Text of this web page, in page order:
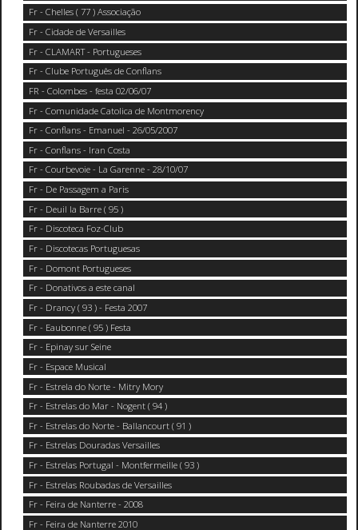
Fr - Chelles ( 77 ) Associação
Fr - Cidade de Versailles
Fr - CLAMART - Portugueses
Fr - Clube Português de Conflans
FR - Colombes - festa 02/06/07
Fr - Comunidade Catolica de Montmorency
Fr - Conflans - Emanuel - 26/05/2007
Fr - Conflans - Iran Costa
Fr - Courbevoie - La Garenne - 28/10/07
Fr - De Passagem a Paris
Fr - Deuil la Barre ( 95 )
Fr - Discoteca Foz-Club
Fr - Discotecas Portuguesas
Fr - Domont Portugueses
Fr - Donativos a este canal
Fr - Drancy ( 93 ) - Festa 2007
Fr - Eaubonne ( 95 ) Festa
Fr - Epinay sur Seine
Fr - Espace Musical
Fr - Estrela do Norte - Mitry Mory
Fr - Estrelas do Mar - Nogent ( 94 )
Fr - Estrelas do Norte - Ballancourt ( 91 )
Fr - Estrelas Douradas Versailles
Fr - Estrelas Portugal - Montfermeille ( 93 )
Fr - Estrelas Roubadas de Versailles
Fr - Feira de Nanterre - 2008
Fr - Feira de Nanterre 2010